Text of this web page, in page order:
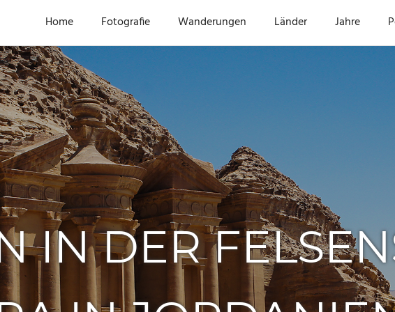
Home Fotografie Wanderungen Länder Jahre
IN DER